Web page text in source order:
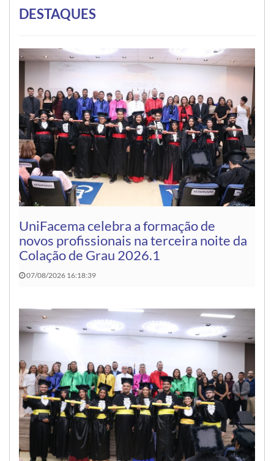
DESTAQUES
UniFacema celebra a formação de
novos profissionais na terceira noite da
Colação de Grau 2026.1
07/08/2026 16:18:39